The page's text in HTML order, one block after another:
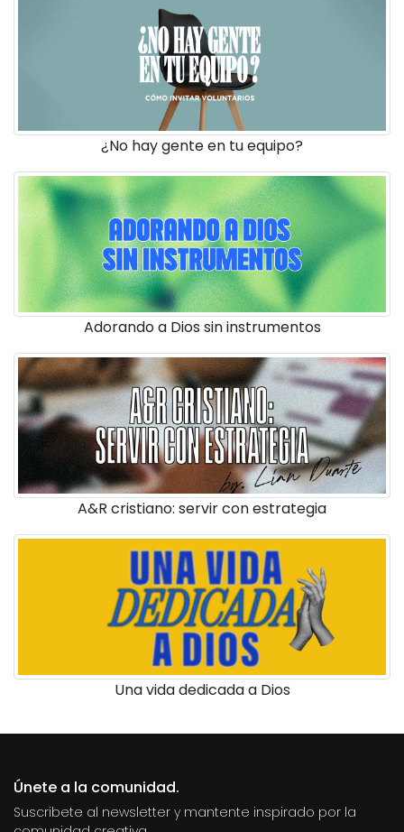
¿No hay gente en tu equipo?
Adorando a Dios sin instrumentos
A&R cristiano: servir con estrategia
Una vida dedicada a Dios
Únete a la comunidad.
Suscribete al newsletter y mantente inspirado por la